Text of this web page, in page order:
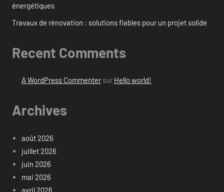
énergétiques
Travaux de rénovation : solutions fiables pour un projet solide
Recent Comments
A WordPress Commentersur Hello world!
Archives
août 2026
juillet 2026
juin 2026
mai 2026
avril 2026